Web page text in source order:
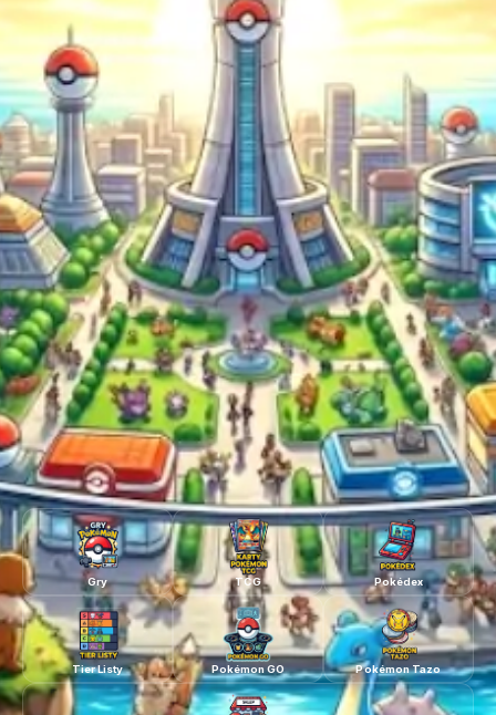
Gry TCG Pokédex
Tier Listy Pokémon GO Pokémon Tazo